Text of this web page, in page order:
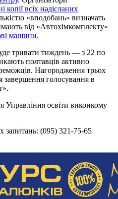
копії всіх надісланих
«вподобань» визначать
від «Автохімкомплекту»
машини.
тривати тиждень — з 22 по
полтавців активно
Нагородження трьох
завершення голосування в
освіти виконкому
запитань: (095) 321-75-65